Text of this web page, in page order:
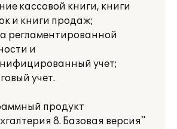
кассовой книги, книги
и книги продаж;
регламентированной
и
учет;
учет.
продукт
8. Базовая версия"